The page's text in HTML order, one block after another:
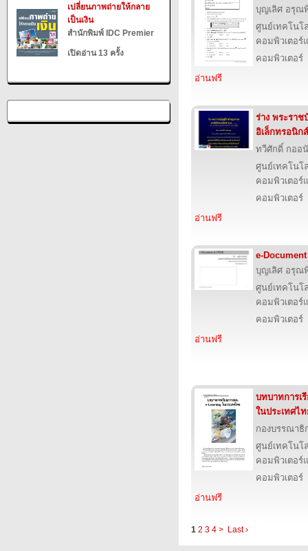
เปลี่ยนภาพถ่ายให้กลาย
เป็นเงิน
สำนักพิมพ์ IDC Premier
เปิดอ่าน 13 ครั้ง
บุญเลิศ อรุณ
ศูนย์เทคโนโ
คอมพิวเตอร์
คอมพิวเตอร์
อ่านฟรี
ร่าง พระรา
อิเล็กทรอนิกส์
ทวีศักดิ์ กออ
ศูนย์เทคโนโ
คอมพิวเตอร์
คอมพิวเตอร์
อ่านฟรี
e-
บุญเลิศ อรุณ
ศูนย์เทคโนโ
คอมพิวเตอร์
คอมพิวเตอร์
อ่านฟรี
บทบาทการเ
ในประเทศไ
กองบรรณาธิ
ศูนย์เทคโนโ
คอมพิวเตอร์
คอมพิวเตอร์
อ่านฟรี
1 2 3 4 > Last ›